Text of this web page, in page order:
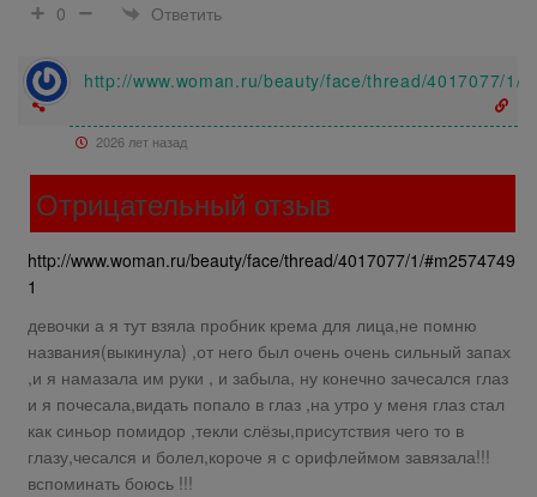
0 Ответить
http://www.woman.ru/beauty/face/thread/4017077/1/
2026 лет назад
Отрицательный отзыв
http://www.woman.ru/beauty/face/thread/4017077/1/#m2574749
1
девочки а я тут взяла пробник крема для лица,не помню
названия(выкинула) ,от него был очень очень сильный запах
,и я намазала им руки , и забыла, ну конечно зачесался глаз
и я почесала,видать попало в глаз ,на утро у меня глаз стал
как синьор помидор ,текли слёзы,присутствия чего то в
глазу,чесался и болел,короче я с орифлеймом завязала!!!
вспоминать боюсь !!!